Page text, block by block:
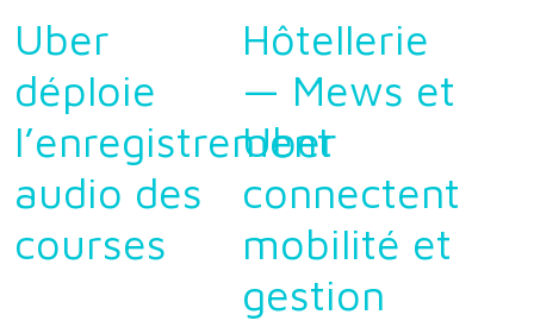
Uber
déploie
l’enregistrement
audio des
courses
Hôtellerie
— Mews et
Uber
connectent
mobilité et
gestion